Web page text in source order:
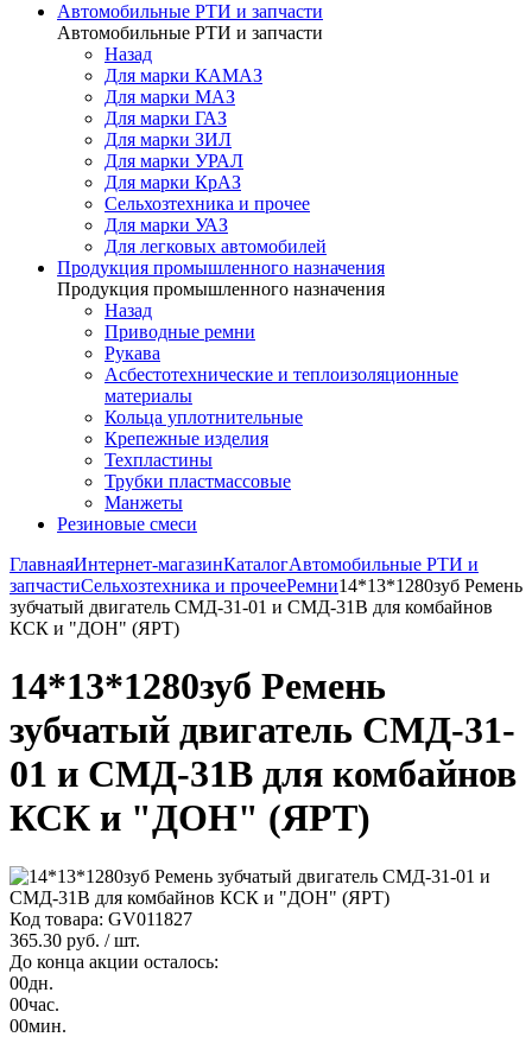
Автомобильные РТИ и запчасти
Автомобильные РТИ и запчасти
Назад
Для марки КАМАЗ
Для марки МАЗ
Для марки ГАЗ
Для марки ЗИЛ
Для марки УРАЛ
Для марки КрАЗ
Сельхозтехника и прочее
Для марки УАЗ
Для легковых автомобилей
Продукция промышленного назначения
Продукция промышленного назначения
Назад
Приводные ремни
Рукава
Асбестотехнические и теплоизоляционные
материалы
Кольца уплотнительные
Крепежные изделия
Техпластины
Трубки пластмассовые
Манжеты
Резиновые смеси
ГлавнаяИнтернет-магазинКаталогАвтомобильные РТИ и
запчастиСельхозтехника и прочееРемни14*13*1280зуб Ремень
зубчатый двигатель СМД-31-01 и СМД-31В для комбайнов
КСК и "ДОН" (ЯРТ)
14*13*1280зуб Ремень
зубчатый двигатель СМД-31-
01 и СМД-31В для комбайнов
КСК и "ДОН" (ЯРТ)
Код товара: GV011827
365.30 руб. / шт.
До конца акции осталось:
00дн.
00час.
00мин.